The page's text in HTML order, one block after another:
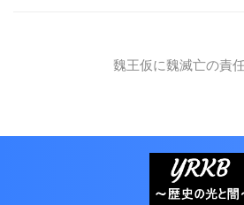
魏王仮に魏滅亡の責